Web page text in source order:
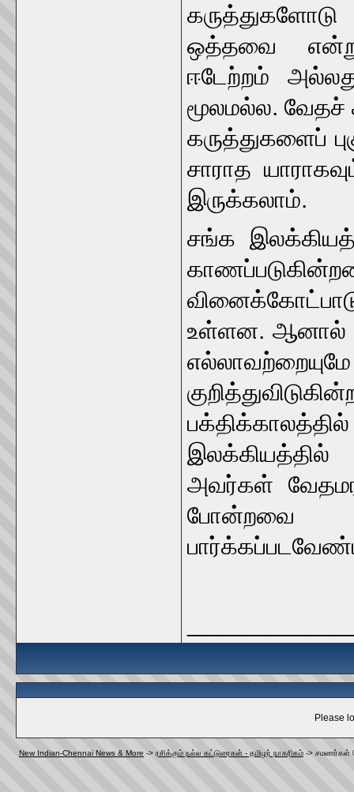
ஒத்தவை என்று
ஈடேற்றம்
மூலமல்ல. வேதச்
கருத்துகளைப்
சாராத
இருக்கலாம்.
சங்க
உள்ளன. ஆனால்
இலக்கியத்தில்
அவர்கள்
போன்றவை
Please
New Indian-Chennai News & More -> ரசிக்கும் நல்ல கட்டுரைகள் - தமிழர் நாகரிகம் -> சமணர்கள்